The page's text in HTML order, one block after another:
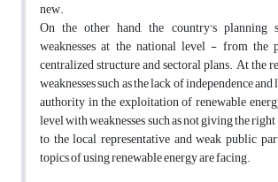
new.
On the other hand, the country's planning
weaknesses at the national level - from
centralized structure and sectoral plans. At the
weaknesses such as the lack of independence
authority in the exploitation of renewable
level with weaknesses such as not giving the
to the local representative and weak public
topics of using renewable energy are facing.